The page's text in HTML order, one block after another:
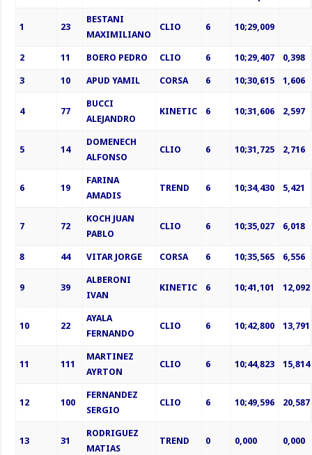
1 23
BESTANI
MAXIMILIANO
CLIO 6 10;29,009
2 11 BOERO PEDRO CLIO 6 10;29,407 0,398
3 10 APUD YAMIL CORSA 6 10;30,615 1,606
4 77
BUCCI
ALEJANDRO
KINETIC 6 10;31,606 2,597
5 14
DOMENECH
ALFONSO
CLIO 6 10;31,725 2,716
6 19
FARINA
AMADIS
TREND 6 10;34,430 5,421
7 72
KOCH JUAN
PABLO
CLIO 6 10;35,027 6,018
8 44 VITAR JORGE CORSA 6 10;35,565 6,556
9 39
ALBERONI
IVAN
KINETIC 6 10;41,101 12,092
10 22
AYALA
FERNANDO
CLIO 6 10;42,800 13,791
11 111
MARTINEZ
AYRTON
CLIO 6 10;44,823 15,814
12 100
FERNANDEZ
SERGIO
CLIO 6 10;49,596 20,587
13 31
RODRIGUEZ
MATIAS
TREND 0 0,000 0,000